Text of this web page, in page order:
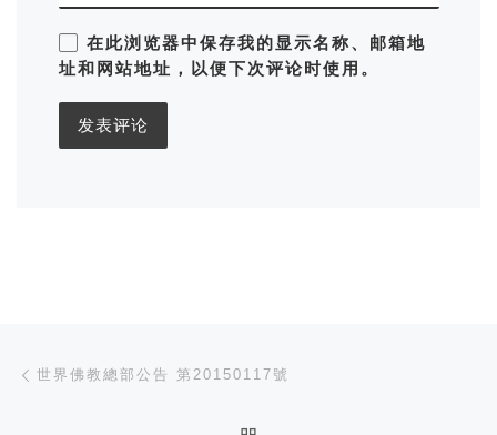
在此浏览器中保存我的显示名称、邮箱地
址和网站地址，以便下次评论时使用。
文章导航
世界佛教總部公告 第20150117號